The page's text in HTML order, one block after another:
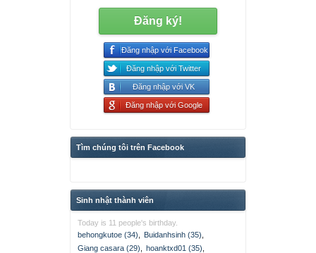
Đăng ký!
Đăng nhập với Facebook
Đăng nhập với Twitter
Đăng nhập với VK
Đăng nhập với Google
Tìm chúng tôi trên Facebook
Sinh nhật thành viên
Today is 11 people's birthday.
behongkutoe (34)
Buidanhsinh (35)
Giang casara (29)
hoanktxd01 (35)